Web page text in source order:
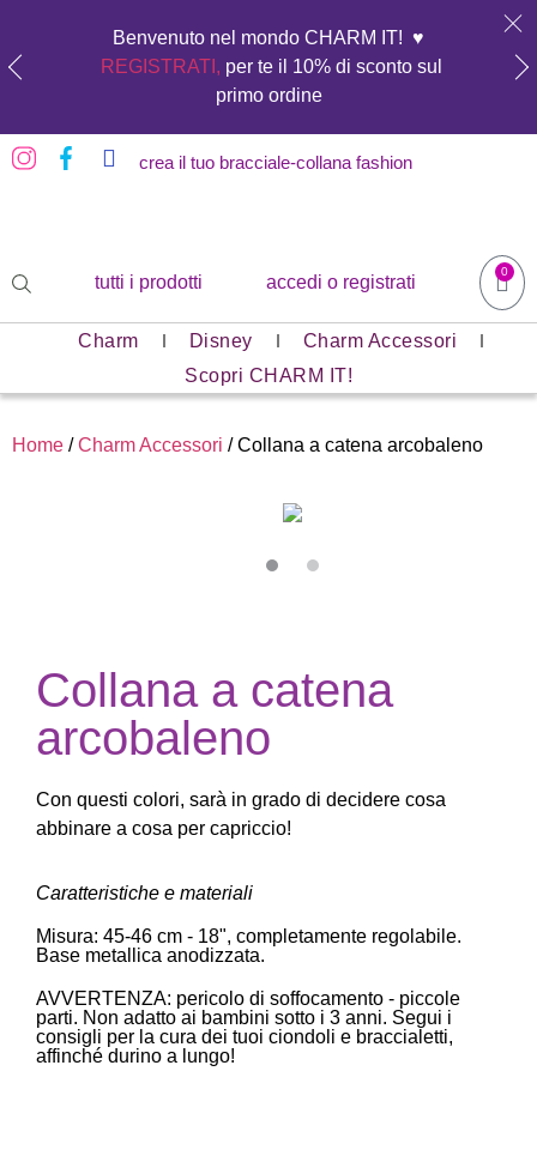
Benvenuto nel mondo CHARM IT! ♥️
REGISTRATI, per te il 10% di sconto sul
primo ordine
crea il tuo bracciale-collana fashion
tutti i prodotti accedi o registrati
0
Charm Disney
Charm Accessori
Scopri CHARM IT!
Home /Charm Accessori / Collana a catena arcobaleno
Collana a catena
arcobaleno
Con questi colori, sarà in grado di decidere cosa
abbinare a cosa per capriccio!
Caratteristiche e materiali
Misura: 45-46 cm - 18", completamente regolabile.
Base metallica anodizzata.
AVVERTENZA: pericolo di soffocamento - piccole
parti. Non adatto ai bambini sotto i 3 anni. Segui i
consigli per la cura dei tuoi ciondoli e braccialetti,
affinché durino a lungo!